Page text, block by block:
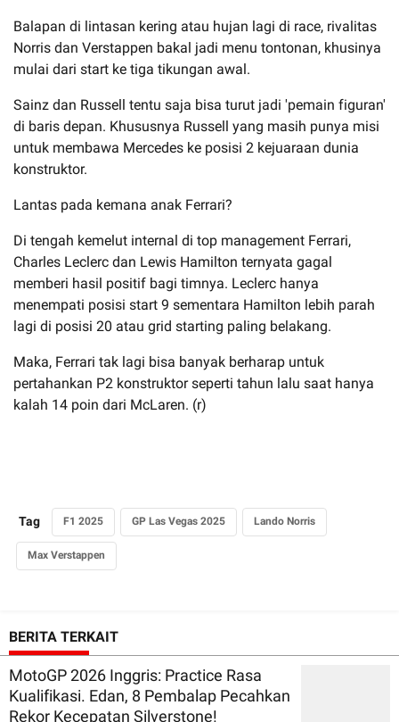
Balapan di lintasan kering atau hujan lagi di race, rivalitas
Norris dan Verstappen bakal jadi menu tontonan, khusinya
mulai dari start ke tiga tikungan awal.
Sainz dan Russell tentu saja bisa turut jadi 'pemain figuran'
di baris depan. Khususnya Russell yang masih punya misi
untuk membawa Mercedes ke posisi 2 kejuaraan dunia
konstruktor.
Lantas pada kemana anak Ferrari?
Di tengah kemelut internal di top management Ferrari,
Charles Leclerc dan Lewis Hamilton ternyata gagal
memberi hasil positif bagi timnya. Leclerc hanya
menempati posisi start 9 sementara Hamilton lebih parah
lagi di posisi 20 atau grid starting paling belakang.
Maka, Ferrari tak lagi bisa banyak berharap untuk
pertahankan P2 konstruktor seperti tahun lalu saat hanya
kalah 14 poin dari McLaren. (r)
Tag F1 2025 GP Las Vegas 2025 Lando Norris
Max Verstappen
BERITA TERKAIT
MotoGP 2026 Inggris: Practice Rasa
Kualifikasi. Edan, 8 Pembalap Pecahkan
Rekor Kecepatan Silverstone!